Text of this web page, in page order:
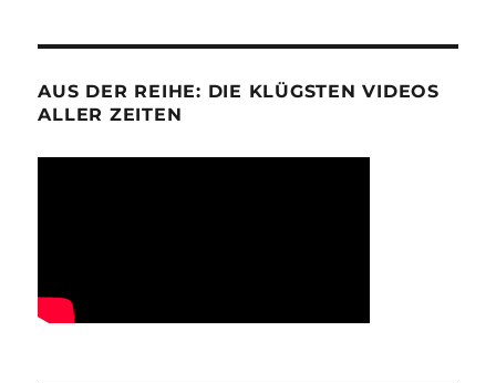
AUS DER REIHE: DIE KLÜGSTEN VIDEOS
ALLER ZEITEN